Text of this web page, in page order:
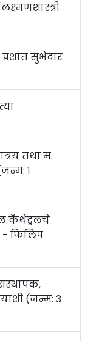
सुभेदार
तथा म.
१
कॅथेड्रलचे
- फिलिप
(जन्म: ३